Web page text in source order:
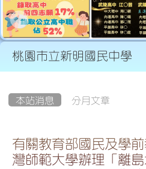
桃園市立新明國民中學
本站消息 分月文章
有關教育部國民及學
灣師範大學辦理「離